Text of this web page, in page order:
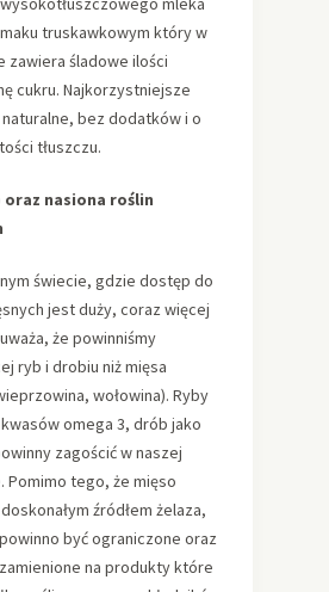
truskawkowym który w
zawiera śladowe ilości
cukru. Najkorzystniejsze
bez dodatków i o
tłuszczu.
oraz nasiona roślin
świecie, gdzie dostęp do
jest duży, coraz więcej
że powinniśmy
ryb i drobiu niż mięsa
wołowina). Ryby
omega 3, drób jako
zagościć w naszej
Pomimo tego, że mięso
źródłem żelaza,
być ograniczone oraz
na produkty które